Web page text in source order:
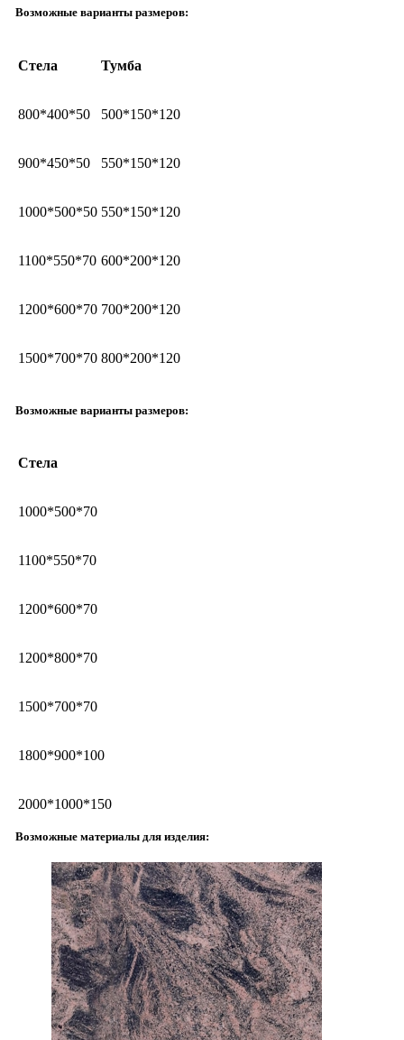
Возможные варианты размеров:
Стела Тумба
800*400*50 500*150*120
900*450*50 550*150*120
1000*500*50 550*150*120
1100*550*70 600*200*120
1200*600*70 700*200*120
1500*700*70 800*200*120
Возможные варианты размеров:
Стела
1000*500*70
1100*550*70
1200*600*70
1200*800*70
1500*700*70
1800*900*100
2000*1000*150
Возможные материалы для изделия: